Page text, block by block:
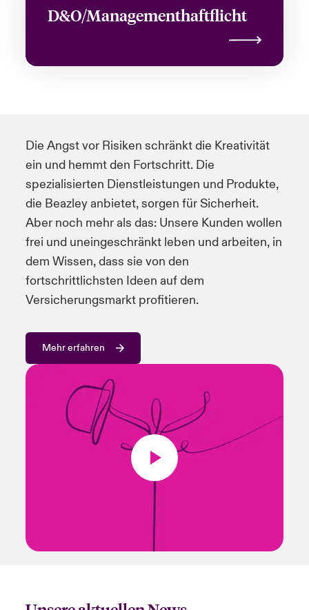
D&O/Managementhaftflicht
Die Angst vor Risiken schränkt die Kreativität
ein und hemmt den Fortschritt. Die
spezialisierten Dienstleistungen und Produkte,
die Beazley anbietet, sorgen für Sicherheit.
Aber noch mehr als das: Unsere Kunden wollen
frei und uneingeschränkt leben und arbeiten, in
dem Wissen, dass sie von den
fortschrittlichsten Ideen auf dem
Versicherungsmarkt profitieren.
Mehr erfahren